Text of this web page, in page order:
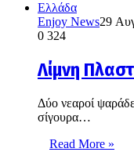
Ελλάδα
Enjoy News29
0 324
Λίμνη
Δύο νεαροί
σίγουρα…
Read More »